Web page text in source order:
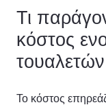
Τι
κόστος
Το κόστος